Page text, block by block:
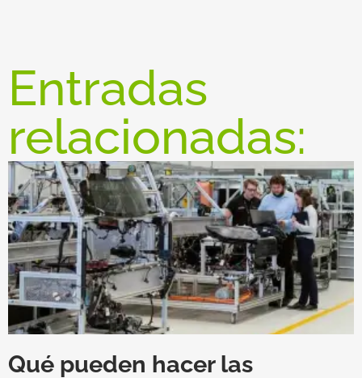
Entradas
relacionadas:
Qué pueden hacer las